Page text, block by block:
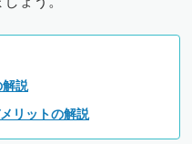
説
リットの解説